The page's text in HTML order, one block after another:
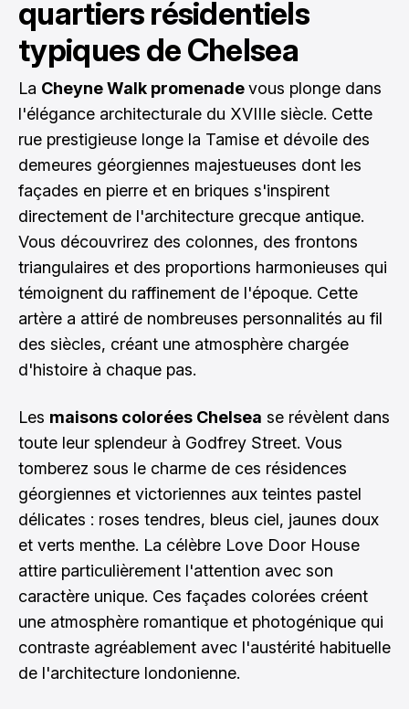
quartiers résidentiels
typiques de Chelsea
La Cheyne Walk promenadevous plonge dans
l'élégance architecturale du XVIIIe siècle. Cette
rue prestigieuse longe la Tamise et dévoile des
demeures géorgiennes majestueuses dont les
façades en pierre et en briques s'inspirent
directement de l'architecture grecque antique.
Vous découvrirez des colonnes, des frontons
triangulaires et des proportions harmonieuses qui
témoignent du raffinement de l'époque. Cette
artère a attiré de nombreuses personnalités au fil
des siècles, créant une atmosphère chargée
d'histoire à chaque pas.
Les maisons colorées Chelsea se révèlent dans
toute leur splendeur à Godfrey Street. Vous
tomberez sous le charme de ces résidences
géorgiennes et victoriennes aux teintes pastel
délicates : roses tendres, bleus ciel, jaunes doux
et verts menthe. La célèbre Love Door House
attire particulièrement l'attention avec son
caractère unique. Ces façades colorées créent
une atmosphère romantique et photogénique qui
contraste agréablement avec l'austérité habituelle
de l'architecture londonienne.